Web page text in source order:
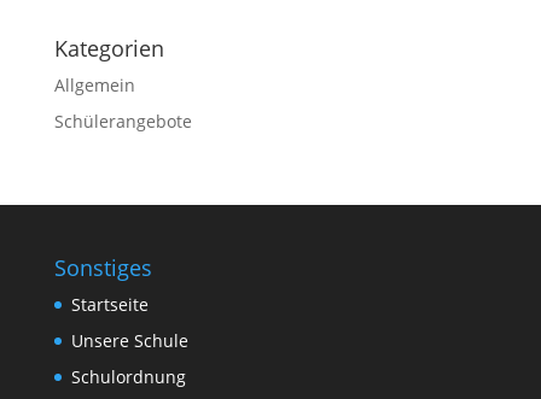
Kategorien
Allgemein
Schülerangebote
Sonstiges
Startseite
Unsere Schule
Schulordnung